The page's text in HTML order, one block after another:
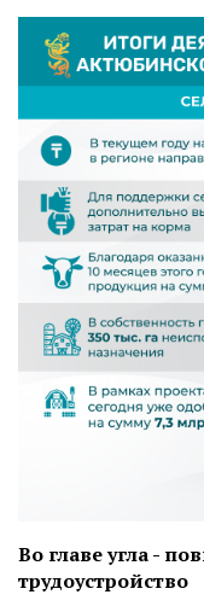
Во главе угла -
трудоустройство